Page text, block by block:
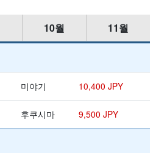
10월 11월
미야기 10,400 JPY
후쿠시마 9,500 JPY